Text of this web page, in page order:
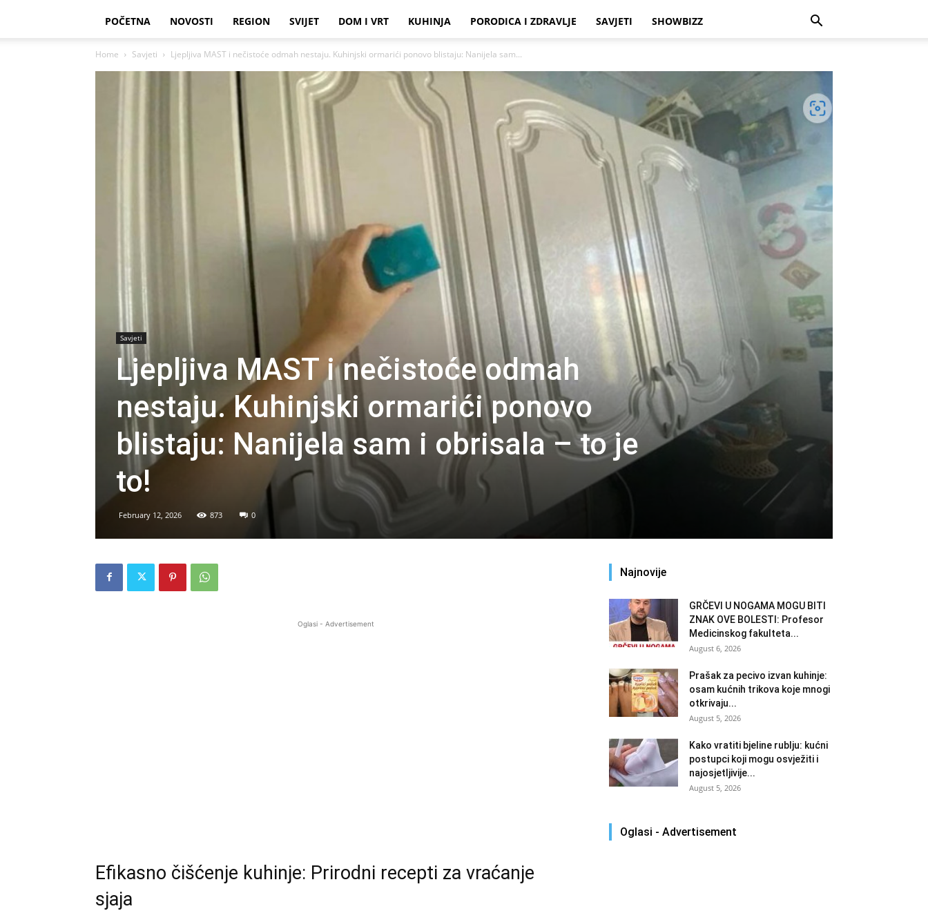
POČETNA NOVOSTI REGION SVIJET DOM I VRT KUHINJA PORODICA I ZDRAVLJE SAVJETI SHOWBIZZ
Home Savjeti Ljepljiva MAST i nečistoće odmah nestaju. Kuhinjski ormarići ponovo blistaju: Nanijela sam...
Savjeti
Ljepljiva MAST i nečistoće odmah
nestaju. Kuhinjski ormarići ponovo
blistaju: Nanijela sam i obrisala – to je
to!
February 12, 2026 873 0
Oglasi - Advertisement
Efikasno čišćenje kuhinje: Prirodni recepti za vraćanje
sjaja
Najnovije
GRČEVI U NOGAMA MOGU BITI
ZNAK OVE BOLESTI: Profesor
Medicinskog fakulteta...
August 6, 2026
Prašak za pecivo izvan kuhinje:
osam kućnih trikova koje mnogi
otkrivaju...
August 5, 2026
Kako vratiti bjeline rublju: kućni
postupci koji mogu osvježiti i
najosjetljivije...
August 5, 2026
Oglasi - Advertisement